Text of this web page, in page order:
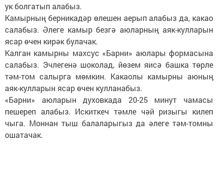
ук болгатып алабыз.
Камырның берникадәр өлешен аерып алабыз да, какао
салабыз. Әлеге камыр безгә аюларның аяк-кулларын
ясар өчен кирәк булачак.
Калган камырны махсус «Барни» аюлары формасына
салабыз. Эчлегенә шоколад, йөзем яисә башка төрле
тәм-том салырга мөмкин. Какаолы камырны аюның
аяк-кулларын ясар өчен кулланабыз.
«Барни» аюларын духовкада 20-25 минут чамасы
пешереп алабыз. Искиткеч тәмле чәй ризыгы килеп
чыга. Моннан тыш балаларыгыз да әлеге тәм-томны
ошатачак.